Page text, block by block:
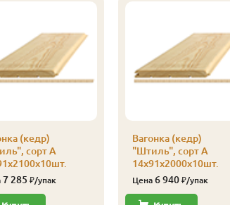
(кедр)
сорт А
7 285 ₽/упак
Вагонка (кедр)
"Штиль", сорт А
14х91х2000х10шт.
Цена 6 940₽/упак